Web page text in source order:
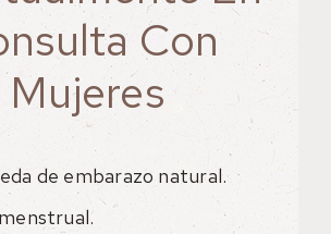
Con
Mujeres
de embarazo natural.